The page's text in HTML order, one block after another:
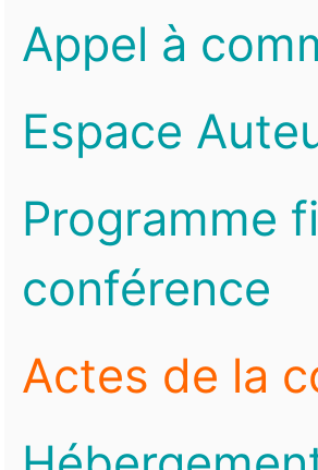
Appel à
Espace
Programme
conférence
Actes de la